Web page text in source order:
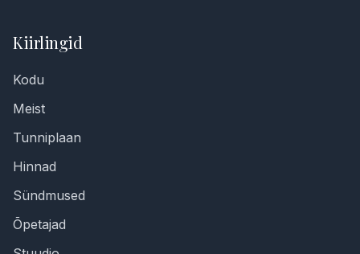
Kiirlingid
Kodu
Meist
Tunniplaan
Hinnad
Sündmused
Õpetajad